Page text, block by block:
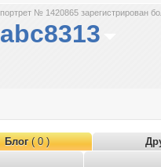
портрет № 1420865 зарегистрирован
abc8313
Блог( 0 )